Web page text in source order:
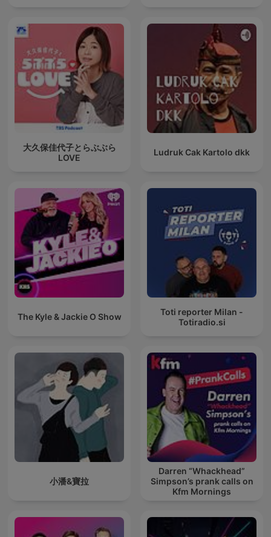
大久保佳代子とらぶぶら
LOVE
Ludruk Cak Kartolo dkk
The Kyle & Jackie O Show
Toti reporter Milan -
Totiradio.si
小潘&寶拉
Darren “Whackhead”
Simpson’s prank calls on
Kfm Mornings